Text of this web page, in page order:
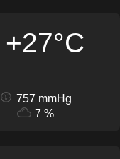
+27°C
757 mmHg
7 %